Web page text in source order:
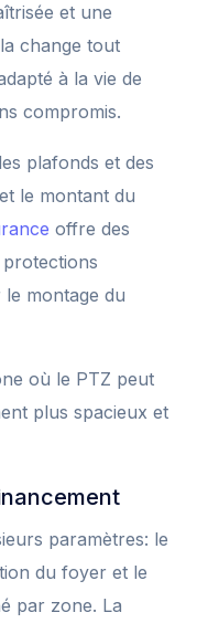
et une
change tout
à la vie de
compromis.
plafonds et des
le montant du
offre des
montage du
où le PTZ peut
plus spacieux et
paramètres: le
du foyer et le
par zone. La